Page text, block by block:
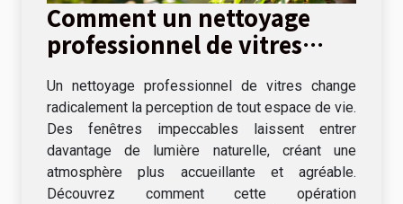
Comment un nettoyage
professionnel de vitres
peut transformer votre
espace de vie ?
Un nettoyage professionnel de vitres change
radicalement la perception de tout espace de vie.
Des fenêtres impeccables laissent entrer
davantage de lumière naturelle, créant une
atmosphère plus accueillante et agréable.
Découvrez comment cette opération